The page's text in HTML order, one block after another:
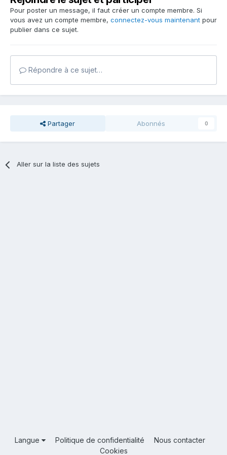
Pour poster un message, il faut créer un compte membre. Si
vous avez un compte membre, connectez-vous maintenant pour
publier dans ce sujet.
Répondre à ce sujet…
Partager Abonnés 0
Aller sur la liste des sujets
Langue Politique de confidentialité
Nous contacter
Cookies